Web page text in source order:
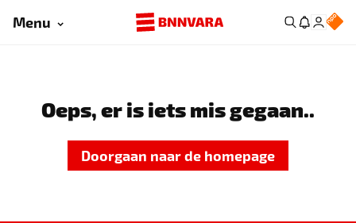
Menu
Oeps, er is iets mis gegaan..
Doorgaan naar de homepage